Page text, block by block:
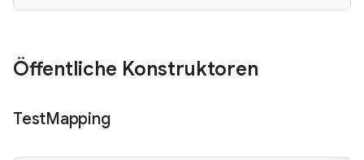
Öffentliche Konstruktoren
TestMapping